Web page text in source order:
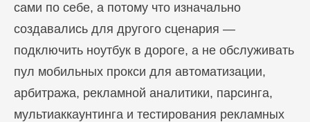
сами по себе, а потому что изначально
создавались для другого сценария —
подключить ноутбук в дороге, а не обслуживать
пул мобильных прокси для автоматизации,
арбитража, рекламной аналитики, парсинга,
мультиаккаунтинга и тестирования рекламных